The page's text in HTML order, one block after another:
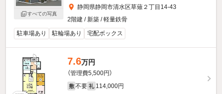
すべての写真
静岡県静岡市清水区草薙２丁目14-43
2階建 / 新築 / 軽量鉄骨
駐車場あり
駐輪場あり 宅配ボックス
7.6万円
（管理費5,500円）
敷 不要 礼 114,000円